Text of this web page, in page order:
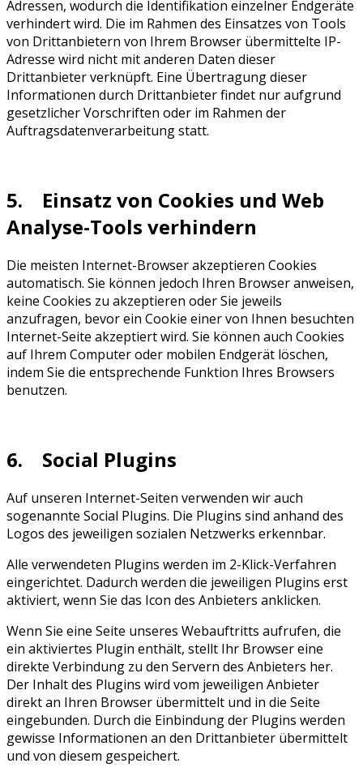
Adressen, wodurch die Identifikation einzelner Endgeräte
verhindert wird. Die im Rahmen des Einsatzes von Tools
von Drittanbietern von Ihrem Browser übermittelte IP-
Adresse wird nicht mit anderen Daten dieser
Drittanbieter verknüpft. Eine Übertragung dieser
Informationen durch Drittanbieter findet nur aufgrund
gesetzlicher Vorschriften oder im Rahmen der
Auftragsdatenverarbeitung statt.
5. Einsatz von Cookies und Web
Analyse-Tools verhindern
Die meisten Internet-Browser akzeptieren Cookies
automatisch. Sie können jedoch Ihren Browser anweisen,
keine Cookies zu akzeptieren oder Sie jeweils
anzufragen, bevor ein Cookie einer von Ihnen besuchten
Internet-Seite akzeptiert wird. Sie können auch Cookies
auf Ihrem Computer oder mobilen Endgerät löschen,
indem Sie die entsprechende Funktion Ihres Browsers
benutzen.
6. Social Plugins
Auf unseren Internet-Seiten verwenden wir auch
sogenannte Social Plugins. Die Plugins sind anhand des
Logos des jeweiligen sozialen Netzwerks erkennbar.
Alle verwendeten Plugins werden im 2-Klick-Verfahren
eingerichtet. Dadurch werden die jeweiligen Plugins erst
aktiviert, wenn Sie das Icon des Anbieters anklicken.
Wenn Sie eine Seite unseres Webauftritts aufrufen, die
ein aktiviertes Plugin enthält, stellt Ihr Browser eine
direkte Verbindung zu den Servern des Anbieters her.
Der Inhalt des Plugins wird vom jeweiligen Anbieter
direkt an Ihren Browser übermittelt und in die Seite
eingebunden. Durch die Einbindung der Plugins werden
gewisse Informationen an den Drittanbieter übermittelt
und von diesem gespeichert.